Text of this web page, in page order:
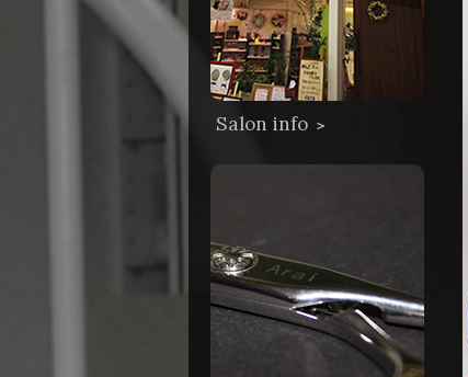
Salon info ＞